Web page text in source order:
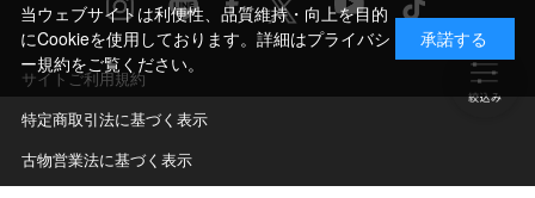
サイトご利用規約
特定商取引法に基づく表示
古物営業法に基づく表示
当ウェブサイトは利便性、品質維持・向上を目的
にCookieを使用しております。詳細はプライバシ
ー規約をご覧ください。
承諾する